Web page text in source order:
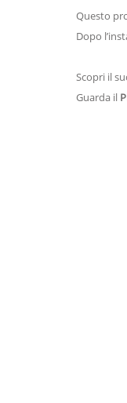
Questo
Dopo
Scopri il
Guarda il